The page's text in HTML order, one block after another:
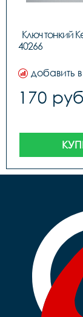
Ключ тонкий
добавить
170